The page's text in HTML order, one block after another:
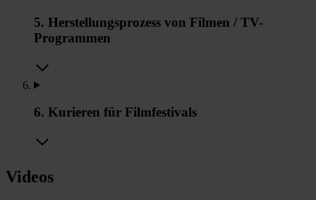
5. Herstellungsprozess von Filmen / TV-
Programmen
6. Kurieren für Filmfestivals
Videos